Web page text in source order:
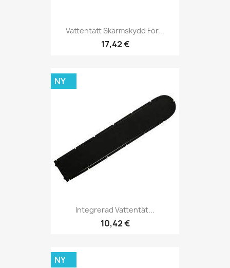
Vattentätt Skärmskydd För...
17,42 €
Integrerad Vattentät...
10,42 €
NY
NY